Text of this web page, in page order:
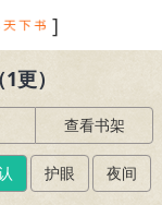
]
更）
查看书架
护眼 夜间